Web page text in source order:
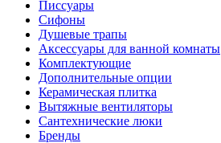
Писсуары
Сифоны
Душевые трапы
Аксессуары для ванной комнаты
Комплектующие
Дополнительные опции
Керамическая плитка
Вытяжные вентиляторы
Сантехнические люки
Бренды